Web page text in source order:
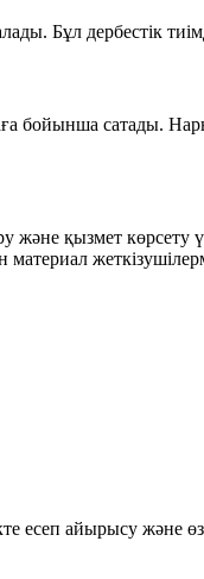
Бұл дербестік
бойынша сатады.
қызмет көрсету
есеп айырысу және